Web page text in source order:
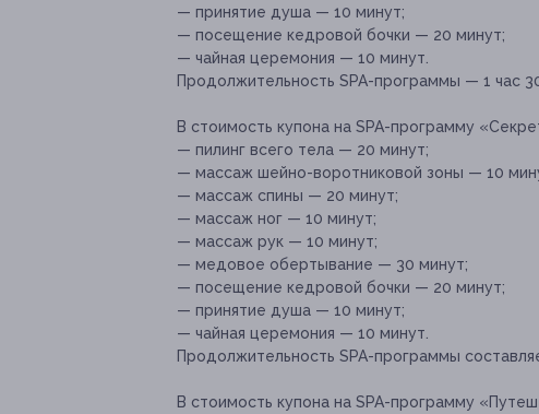
— принятие душа — 10 минут;
— посещение кедровой бочки — 20 минут;
— чайная церемония — 10 минут.
Продолжительность SPA-программы — 1 час
В стоимость купона на SPA-программу
— пилинг всего тела — 20 минут;
— массаж шейно-воротниковой зоны — 10
— массаж спины — 20 минут;
— массаж ног — 10 минут;
— массаж рук — 10 минут;
— медовое обертывание — 30 минут;
— посещение кедровой бочки — 20 минут;
— принятие душа — 10 минут;
— чайная церемония — 10 минут.
Продолжительность SPA-программы
В стоимость купона на SPA-программу